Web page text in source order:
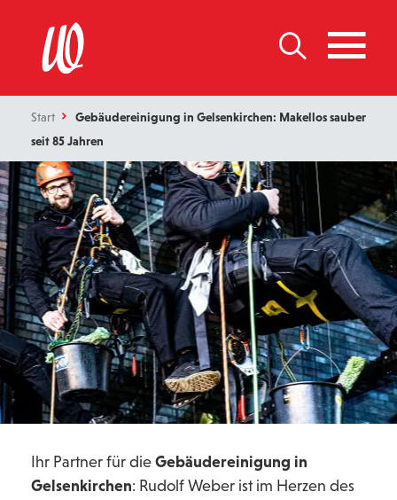
Start
Gebäudereinigung in Gelsenkirchen: Makellos sauber
seit 85 Jahren
Ihr Partner für die Gebäudereinigung in
Gelsenkirchen: Rudolf Weber ist im Herzen des